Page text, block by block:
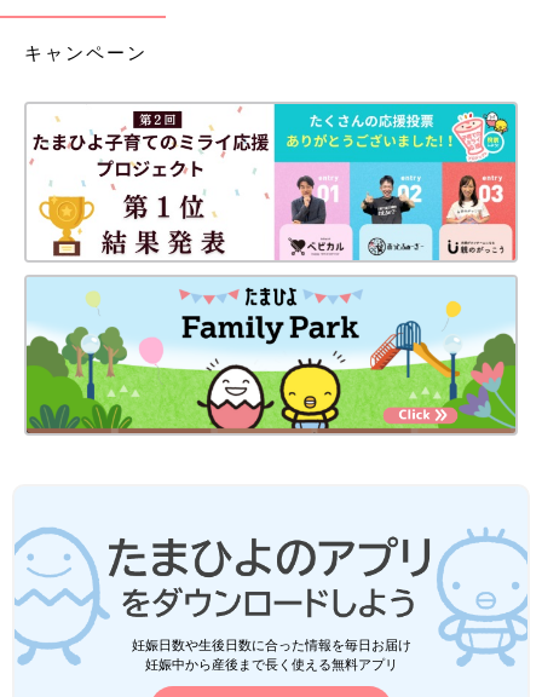
キャンペーン
妊娠日数や生後日数に合った情報を毎日お届け
妊娠中から産後まで長く使える無料アプリ